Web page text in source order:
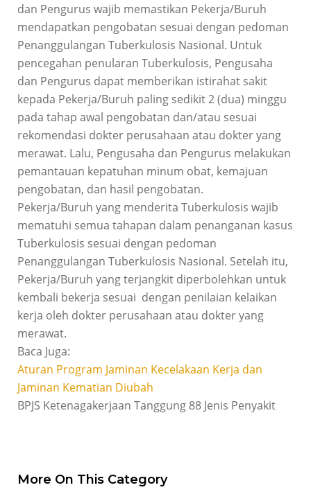
dan Pengurus wajib memastikan Pekerja/Buruh
mendapatkan pengobatan sesuai dengan pedoman
Penanggulangan Tuberkulosis Nasional. Untuk
pencegahan penularan Tuberkulosis, Pengusaha
dan Pengurus dapat memberikan istirahat sakit
kepada Pekerja/Buruh paling sedikit 2 (dua) minggu
pada tahap awal pengobatan dan/atau sesuai
rekomendasi dokter perusahaan atau dokter yang
merawat. Lalu, Pengusaha dan Pengurus melakukan
pemantauan kepatuhan minum obat, kemajuan
pengobatan, dan hasil pengobatan.
Pekerja/Buruh yang menderita Tuberkulosis wajib
mematuhi semua tahapan dalam penanganan kasus
Tuberkulosis sesuai dengan pedoman
Penanggulangan Tuberkulosis Nasional. Setelah itu,
Pekerja/Buruh yang terjangkit diperbolehkan untuk
kembali bekerja sesuai dengan penilaian kelaikan
kerja oleh dokter perusahaan atau dokter yang
merawat.
Baca Juga:
Aturan Program Jaminan Kecelakaan Kerja dan
Jaminan Kematian Diubah
BPJS Ketenagakerjaan Tanggung 88 Jenis Penyakit
More On This Category